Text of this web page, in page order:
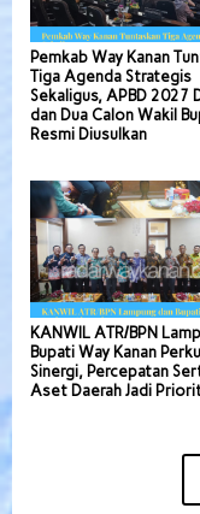
Pemkab Way Kanan
Tiga Agenda Strategis
Sekaligus, APBD 2027
dan Dua Calon Wakil
Resmi Diusulkan
KANWIL ATR/BPN
Bupati Way Kanan
Sinergi, Percepatan
Aset Daerah Jadi